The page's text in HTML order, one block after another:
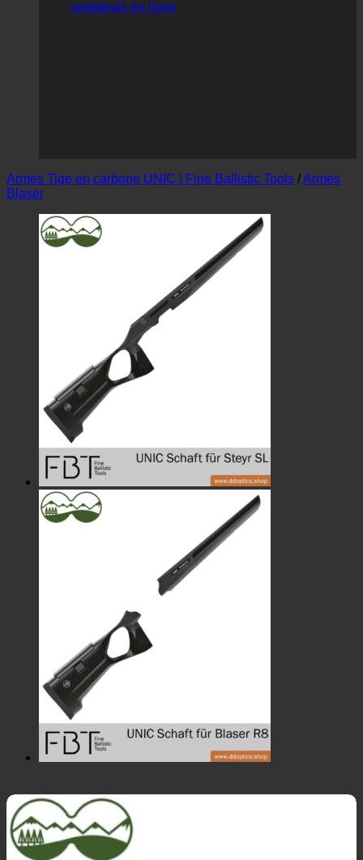
webdeals en ligne
Armes Tige en carbone UNIC | Fine Ballistic Tools /Armes
Blaser